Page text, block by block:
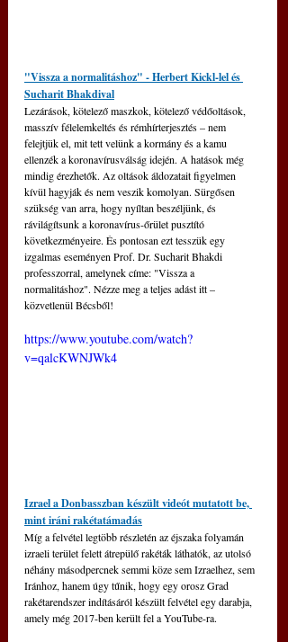
"Vissza a normalitáshoz" - Herbert Kickl-lel és
Sucharit Bhakdival
Lezárások, kötelező maszkok, kötelező védőoltások,
masszív félelemkeltés és rémhírterjesztés – nem
felejtjük el, mit tett velünk a kormány és a kamu
ellenzék a koronavírusválság idején. A hatások még
mindig érezhetők. Az oltások áldozatait figyelmen
kívül hagyják és nem veszik komolyan. Sürgősen
szükség van arra, hogy nyíltan beszéljünk, és
rávilágítsunk a koronavírus-őrület pusztító
következményeire. És pontosan ezt tesszük egy
izgalmas eseményen Prof. Dr. Sucharit Bhakdi
professzorral, amelynek címe: "Vissza a
normalitáshoz". Nézze meg a teljes adást itt –
közvetlenül Bécsből!
https://www.youtube.com/watch?
v=qalcKWNJWk4
Izrael a Donbasszban készült videót mutatott be,
mint iráni rakétatámadás
Míg a felvétel legtöbb részletén az éjszaka folyamán
izraeli terület felett átrepülő rakéták láthatók, az utolsó
néhány másodpercnek semmi köze sem Izraelhez, sem
Iránhoz, hanem úgy tűnik, hogy egy orosz Grad
rakétarendszer indításáról készült felvétel egy darabja,
amely még 2017-ben került fel a YouTube-ra.